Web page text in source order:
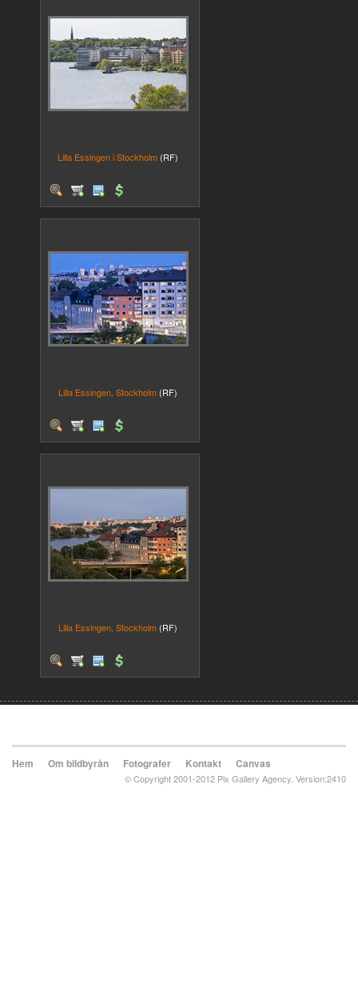
Lilla Essingen i Stockholm (RF)
Lilla Essingen, Stockholm (RF)
Lilla Essingen, Stockholm (RF)
Hem Om bildbyrån Fotografer Kontakt Canvas
© Copyright 2001-2012 Pix Gallery Agency. Version:2410